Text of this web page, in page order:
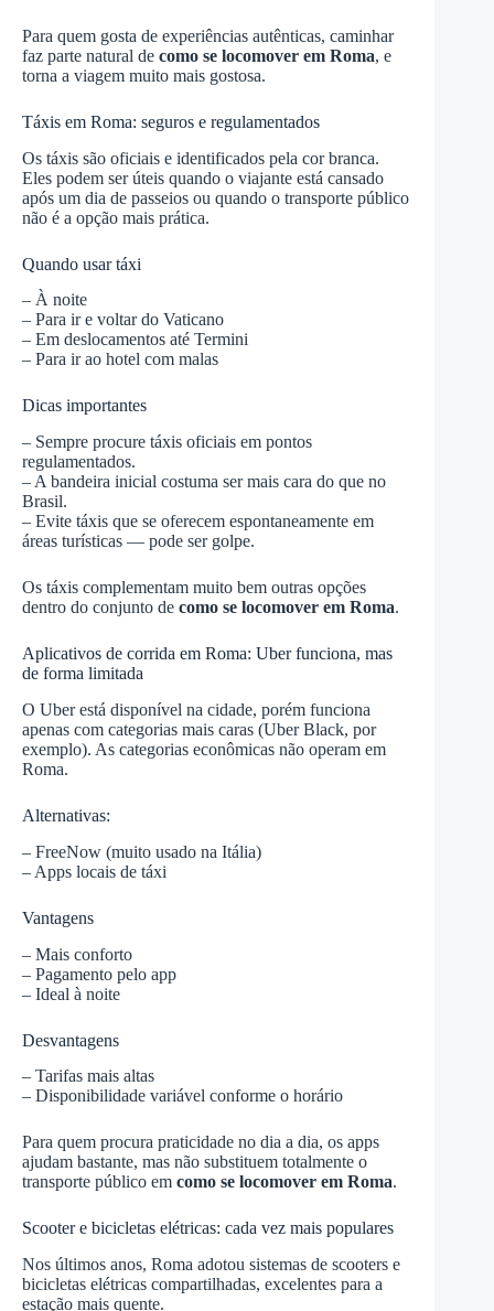
Para quem gosta de experiências autênticas, caminhar
faz parte natural de como se locomover em Roma, e
torna a viagem muito mais gostosa.
Táxis em Roma: seguros e regulamentados
Os táxis são oficiais e identificados pela cor branca.
Eles podem ser úteis quando o viajante está cansado
após um dia de passeios ou quando o transporte público
não é a opção mais prática.
Quando usar táxi
– À noite
– Para ir e voltar do Vaticano
– Em deslocamentos até Termini
– Para ir ao hotel com malas
Dicas importantes
– Sempre procure táxis oficiais em pontos
regulamentados.
– A bandeira inicial costuma ser mais cara do que no
Brasil.
– Evite táxis que se oferecem espontaneamente em
áreas turísticas — pode ser golpe.
Os táxis complementam muito bem outras opções
dentro do conjunto de como se locomover em Roma.
Aplicativos de corrida em Roma: Uber funciona, mas
de forma limitada
O Uber está disponível na cidade, porém funciona
apenas com categorias mais caras (Uber Black, por
exemplo). As categorias econômicas não operam em
Roma.
Alternativas:
– FreeNow (muito usado na Itália)
– Apps locais de táxi
Vantagens
– Mais conforto
– Pagamento pelo app
– Ideal à noite
Desvantagens
– Tarifas mais altas
– Disponibilidade variável conforme o horário
Para quem procura praticidade no dia a dia, os apps
ajudam bastante, mas não substituem totalmente o
transporte público em como se locomover em Roma.
Scooter e bicicletas elétricas: cada vez mais populares
Nos últimos anos, Roma adotou sistemas de scooters e
bicicletas elétricas compartilhadas, excelentes para a
estação mais quente.